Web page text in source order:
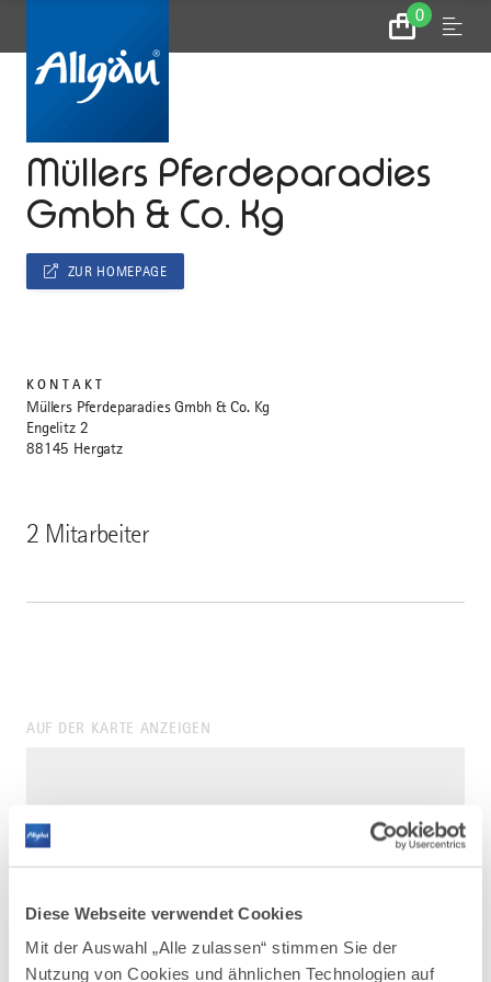
Diese Webseite verwendet Cookies
Mit der Auswahl „Alle zulassen“ stimmen Sie der
Nutzung von Cookies und ähnlichen Technologien auf
0
Zum
Warenkorb
Menu
Müllers Pferdeparadies
Gmbh & Co. Kg
2 Mitarbeiter
ZUR HOMEPAGE
KONTAKT
Müllers Pferdeparadies Gmbh & Co. Kg
Engelitz 2
88145 Hergatz
AUF DER KARTE ANZEIGEN